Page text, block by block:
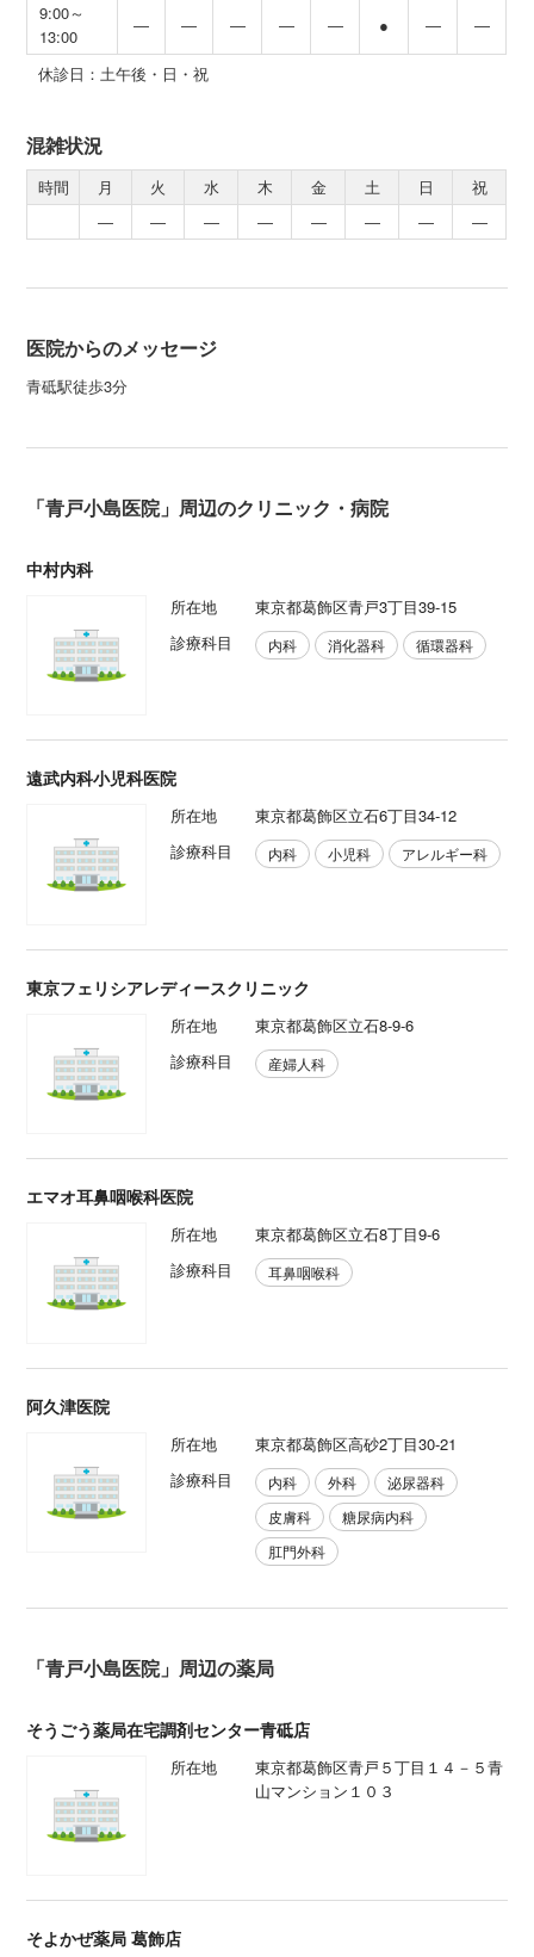
9:00～
13:00
― ― ― ― ― ● ― ―
休診日：土午後・日・祝
混雑状況
時間 月 火 水 木 金 土 日
祝
―
― ― ― ― ― ― ―
医院からのメッセージ
青砥駅徒歩3分
「青戸小島医院」周辺のクリニック・病院
中村内科
所在地
東京都葛飾区青戸3丁目39-15
診療科目
内科 消化器科 循環器科
遠武内科小児科医院
所在地
東京都葛飾区立石6丁目34-12
診療科目
内科 小児科 アレルギー科
東京フェリシアレディースクリニック
所在地
東京都葛飾区立石8-9-6
診療科目
産婦人科
エマオ耳鼻咽喉科医院
所在地
東京都葛飾区立石8丁目9-6
診療科目
耳鼻咽喉科
阿久津医院
所在地
東京都葛飾区高砂2丁目30-21
診療科目
内科 外科
泌尿器科
皮膚科
糖尿病内科
肛門外科
「青戸小島医院」周辺の薬局
そうごう薬局在宅調剤センター青砥店
所在地
東京都葛飾区青戸５丁目１４－５青
山マンション１０３
そよかぜ薬局 葛飾店